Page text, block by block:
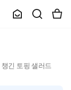
긴 토핑 샐러드